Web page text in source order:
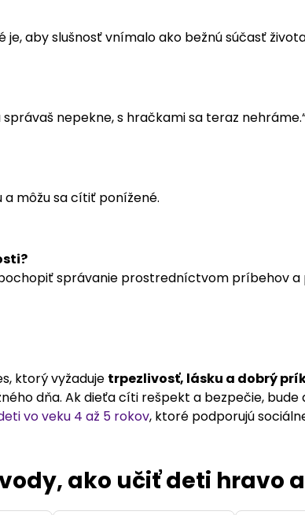
aby slušnosť vnímalo ako bežnú súčasť
nepekne, s hračkami sa teraz
a môžu sa cítiť ponížené.
správanie prostredníctvom príbehov a
ktorý vyžaduje trpezlivosť, lásku a dobrý
dňa. Ak dieťa cíti rešpekt a bezpečie,
vo veku 4 až 5 rokov, ktoré podporujú
ako učiť deti hravo